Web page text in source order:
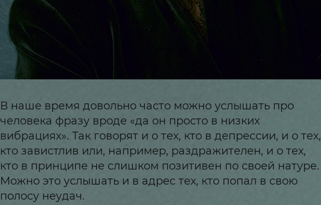
В наше время довольно часто можно услышать про
человека фразу вроде «да он просто в низких
вибрациях». Так говорят и о тех, кто в депрессии, и о тех,
кто завистлив или, например, раздражителен, и о тех,
кто в принципе не слишком позитивен по своей натуре.
Можно это услышать и в адрес тех, кто попал в свою
полосу неудач.